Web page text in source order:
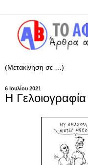
6 Ιουλίου 2021
Η